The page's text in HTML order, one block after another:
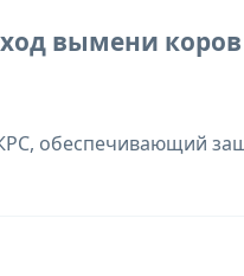
вымени коров
обеспечивающий